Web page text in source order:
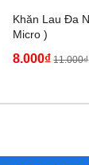
Khăn Lau Đa
Micro )
8.000₫ 11.000₫